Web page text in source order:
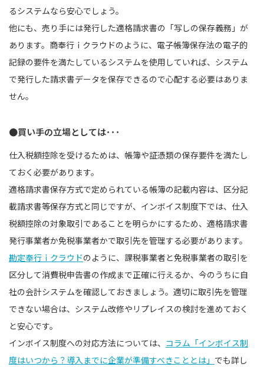
るシステムなら安心でしょう。
他にも、売り手には発行した適格請求書の「写しの保存義務」が
あります。商奉行ｉクラウドのように、電子帳簿保存法の電子的
記録の要件を満たしているシステムを使用していれば、システム
で発行した請求書データを保存できるので心配する必要はありま
せん。
●買い手の立場としては･･･
仕入税額控除を受けるためは、帳簿や証憑類の保存要件を満たし
ておく必要があります。
適格請求書保存方式で定められている帳簿の記載内容は、区分記
載請求書等保存方式と同じですが、インボイス制度下では、仕入
税額控除の対象取引であることを明らかにするため、適格請求書
発行事業者か免税事業者かで取引先を管理する必要があります。
勘定奉行ｉクラウドのように、課税事業者と免税事業者の取引を
区分して消費税申告書の作成まで正確に行えるか、今のうちに自
社の会計システムを確認しておきましょう。適切に取引先を管理
できない場合は、システム改修やリプレイスの検討を進めておく
と安心です。
インボイス制度への対応方法については、 コラム「インボイス制
度はいつから？導入までに企業が準備すべきこととは」 でも詳し